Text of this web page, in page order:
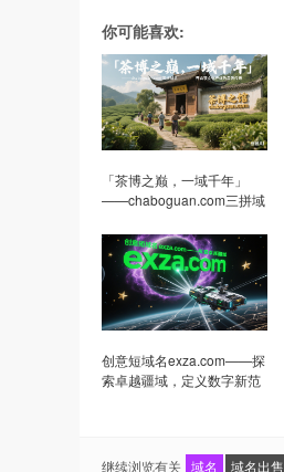
你可能喜欢:
「茶博之巅，一域千年」
——chaboguan.com三拼域
传奇
创意短域名exza.com——探
索卓越疆域，定义数字新范
继续浏览有关 域名 域名出售